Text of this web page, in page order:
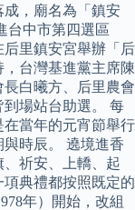
成，廟名為「鎮安
台中市第四選區
后里鎮安宮舉辦「后
台灣基進黨主席陳
白曦方、后里農會
場站台助選。 每
當年的元宵節舉行
與時辰。 遶境進香
祈安、上轎、起
典禮都按照既定的
年）開始，改組